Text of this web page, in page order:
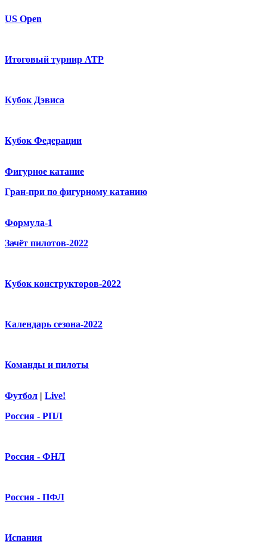
US Open
Итоговый турнир ATP
Кубок Дэвиса
Кубок Федерации
Фигурное катание
Гран-при по фигурному катанию
Формула-1
Зачёт пилотов-2022
Кубок конструкторов-2022
Календарь сезона-2022
Команды и пилоты
Футбол | Live!
Россия - РПЛ
Россия - ФНЛ
Россия - ПФЛ
Испания